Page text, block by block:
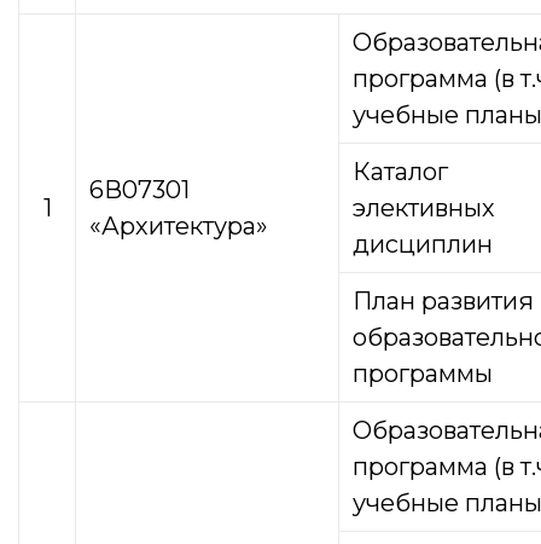
1
6В07301
«Архитектура»
программа (в
учебные
Каталог
элективных
дисциплин
План развития
программы
программа (в
учебные